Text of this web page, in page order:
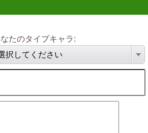
たのタイプキャラ:
択してください